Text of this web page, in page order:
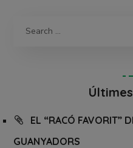
EL “RACÓ FAVORIT”
GUANYADORS